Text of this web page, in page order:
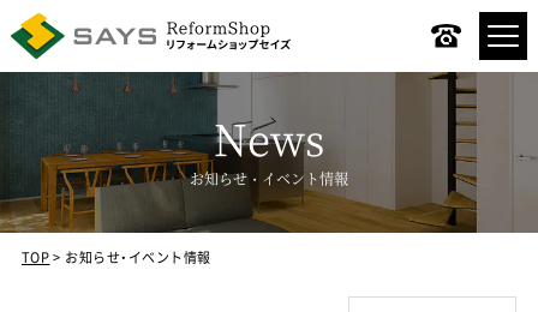
コンセプト
News
お知らせ・イベント情報
TOP お知らせ・イベント情報